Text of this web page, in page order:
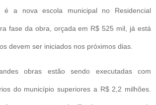
é a nova escola municipal no Residencial
fase da obra, orçada em R$ 525 mil, já está
devem ser iniciados nos próximos dias.
obras estão sendo executadas com
do município superiores a R$ 2,2 milhões.